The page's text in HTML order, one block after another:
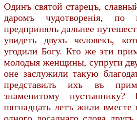
Одинъ святой старецъ,
даромъ чудотворенiя, по
предпринялъ дальнее
увидеть двухъ человекъ,
угодили Богу. Кто же эти
молодыя женщины, супруги
оне заслужили такую
представилъ ихъ въ
знаменитому пустыннику?
пятнадцать летъ жили